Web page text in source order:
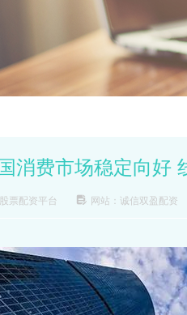
消费市场稳定向好
票配资平台 网站：诚信双盈配资